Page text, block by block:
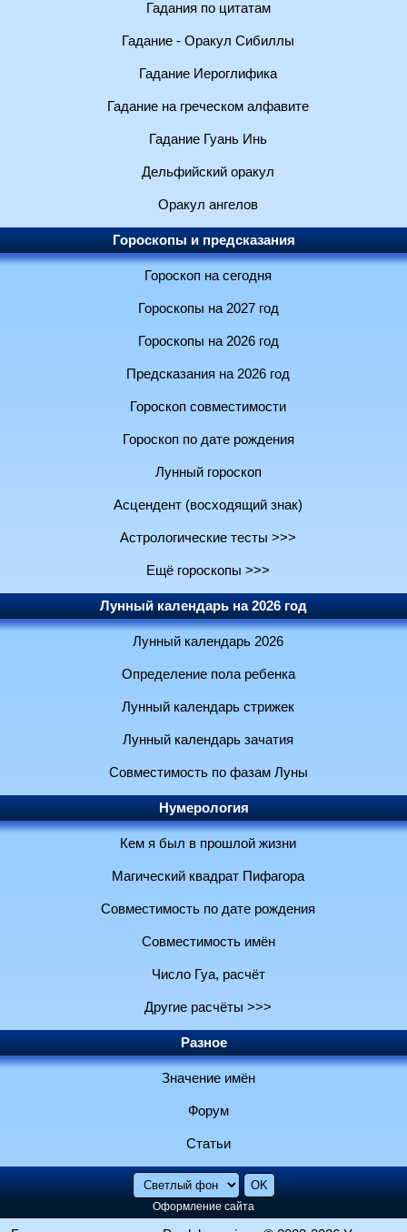
Гадания по цитатам
Гадание - Оракул Сибиллы
Гадание Иероглифика
Гадание на греческом алфавите
Гадание Гуань Инь
Дельфийский оракул
Оракул ангелов
Гороскопы и предсказания
Гороскоп на сегодня
Гороскопы на 2027 год
Гороскопы на 2026 год
Предсказания на 2026 год
Гороскоп совместимости
Гороскоп по дате рождения
Лунный гороскоп
Асцендент (восходящий знак)
Астрологические тесты >>>
Ещё гороскопы >>>
Лунный календарь на 2026 год
Лунный календарь 2026
Определение пола ребенка
Лунный календарь стрижек
Лунный календарь зачатия
Совместимость по фазам Луны
Нумерология
Кем я был в прошлой жизни
Магический квадрат Пифагора
Совместимость по дате рождения
Совместимость имён
Число Гуа, расчёт
Другие расчёты >>>
Разное
Значение имён
Форум
Статьи
Оформление сайта